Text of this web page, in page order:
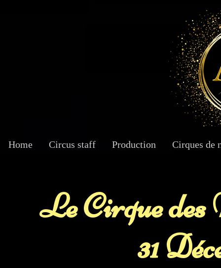
Home Circus staff Production Cirques de
Le Cirque des
31